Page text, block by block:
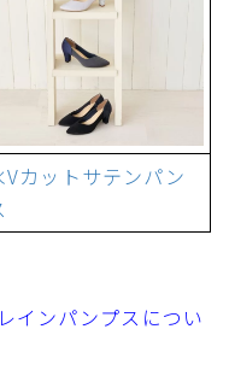
Vカットサテンパン
インパンプスについ